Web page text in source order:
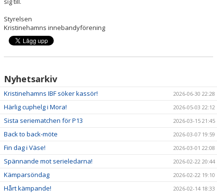
Styrelsen
Kristinehamns innebandyförening
Nyhetsarkiv
Kristinehamns IBF söker kassör! 2026-06-30 22:28
Härlig cuphelg i Mora! 2026-05-03 22:12
Sista seriematchen för P13 2026-03-15 21:45
Back to back-möte 2026-03-07 19:59
Fin dag i Väse! 2026-03-01 22:08
Spännande mot serieledarna! 2026-02-22 20:44
Kämparsöndag 2026-02-22 19:10
Hårt kämpande! 2026-02-14 18:33